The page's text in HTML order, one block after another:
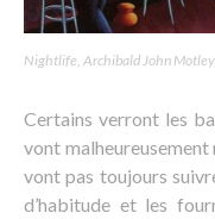
Nightlife, Archibald John
Certains verront les
vont malheureusement
vont pas toujours
d’habitude et les